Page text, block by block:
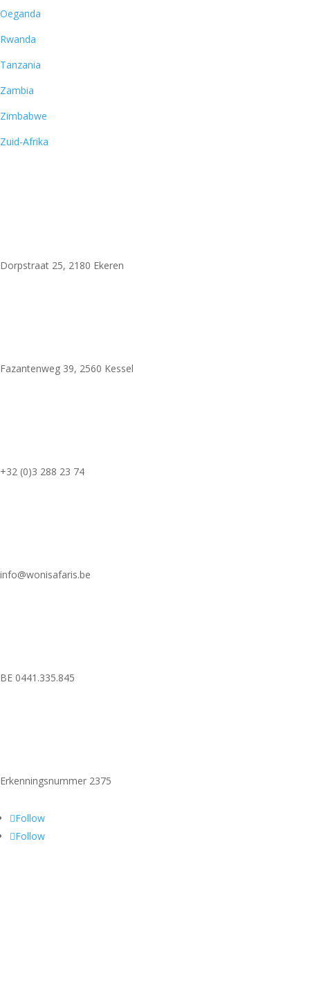
Oeganda
Rwanda
Tanzania
Zambia
Zimbabwe
Zuid-Afrika
Dorpstraat 25, 2180 Ekeren
Fazantenweg 39, 2560 Kessel
+32 (0)3 288 23 74
info@wonisafaris.be
BE 0441.335.845
Erkenningsnummer 2375
Follow
Follow